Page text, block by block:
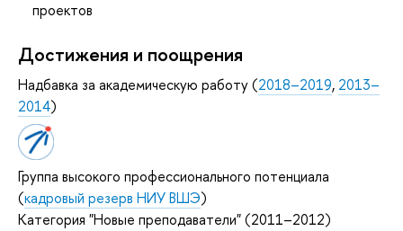
проектов
Достижения и поощрения
Надбавка за академическую работу (2018–2019, 2013–
2014)
Группа высокого профессионального потенциала
(кадровый резерв НИУ ВШЭ)
Категория "Новые преподаватели" (2011–2012)